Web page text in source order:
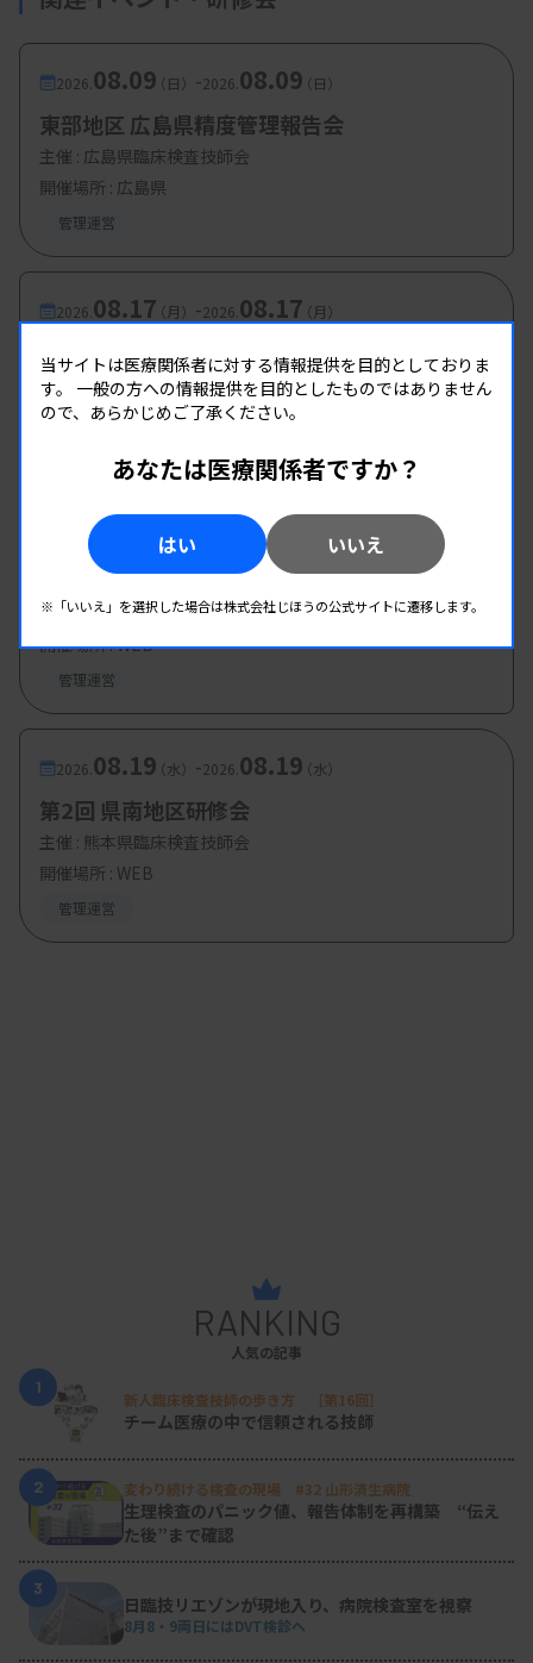
2026. 08.09（日） -2026. 08.09（日）
東部地区 広島県精度管理報告会
主催 : 広島県臨床検査技師会
開催場所 : 広島県
管理運営
2026. 08.17（月） -2026. 08.17（月）
多職種公開講座 手話講習会2026
主催 :大阪府臨床検査技師会
開催場所 : 大阪府
2026.08.19 （水） 08.19 （水）
第1回臨床検査総合部門研修会
主催 :大分県臨床検査技師会
開催場所 : WEB
管理運営
2026. 08.19（水） -2026. 08.19（水）
第2回 県南地区研修会
主催 : 熊本県臨床検査技師会
開催場所 : WEB
管理運営
RANKING
人気の記事
1
新人臨床検査技師の歩き方 ［第16回］
チーム医療の中で信頼される技師
2 変わり続ける検査の現場 #32 山形済生病院
生理検査のパニック値、報告体制を再構築 “伝え
た後”まで確認
3
日臨技リエゾンが現地入り、病院検査室を視察
8月8・9両日にはDVT検診へ
当サイトは医療関係者に対する情報提供を目的としておりま
す。 一般の方への情報提供を目的としたものではありません
ので、あらかじめご了承ください。
あなたは医療関係者ですか？
はい いいえ
※「いいえ」を選択した場合は株式会社じほうの公式サイトに遷移します。